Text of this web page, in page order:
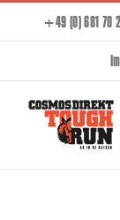
content
+49 (0) 681 70